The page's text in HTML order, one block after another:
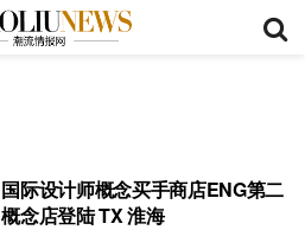
国际设计师概念买手商店ENG第二
概念店登陆 TX 淮海